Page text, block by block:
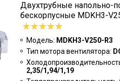
Двухтрубные напольно-
бескорпусные MDKH3-
Модель: MDKH3-V250-R3
Тип мотора вентилятора:
2,35/1,94/1,19